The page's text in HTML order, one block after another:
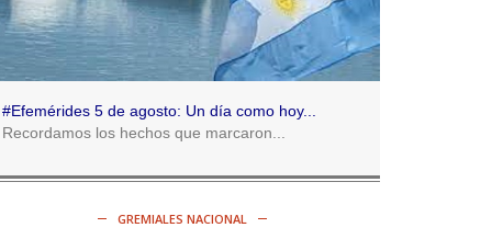
Consenso Patagónico
@consensopatagon
5d
Consenso Patagónico
#Efemérides 5 de agosto: Un día como hoy...
Recordamos los hechos que marcaron...
GREMIALES NACIONAL